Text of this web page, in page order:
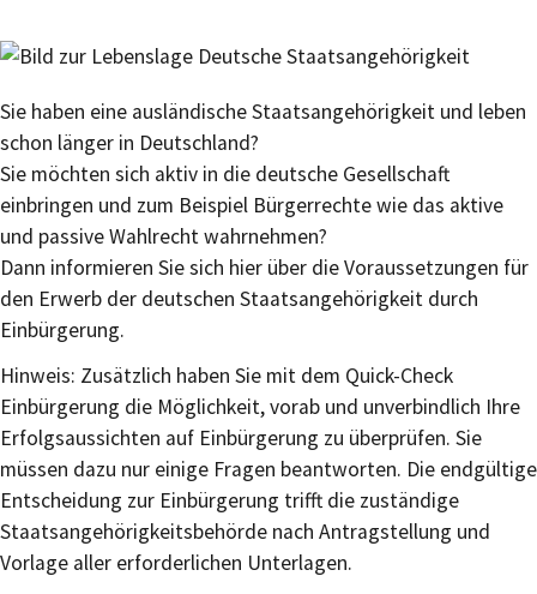
Sie haben eine ausländische Staatsangehörigkeit und leben
schon länger in Deutschland?
Sie möchten sich aktiv in die deutsche Gesellschaft
einbringen und zum Beispiel Bürgerrechte wie das aktive
und passive Wahlrecht wahrnehmen?
Dann informieren Sie sich hier über die Voraussetzungen für
den Erwerb der deutschen Staatsangehörigkeit durch
Einbürgerung.
Hinweis: Zusätzlich haben Sie mit dem Quick-Check
Einbürgerung die Möglichkeit, vorab und unverbindlich Ihre
Erfolgsaussichten auf Einbürgerung zu überprüfen. Sie
müssen dazu nur einige Fragen beantworten. Die endgültige
Entscheidung zur Einbürgerung trifft die zuständige
Staatsangehörigkeitsbehörde nach Antragstellung und
Vorlage aller erforderlichen Unterlagen.